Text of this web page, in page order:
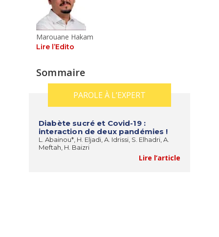
Marouane Hakam
Lire l’Edito
Sommaire
PAROLE À L’EXPERT
Diabète sucré et Covid-19 :
interaction de deux pandémies !
L. Abainou*, H. Eljadi, A. Idrissi, S. Elhadri, A.
Meftah, H. Baizri
Lire l’article